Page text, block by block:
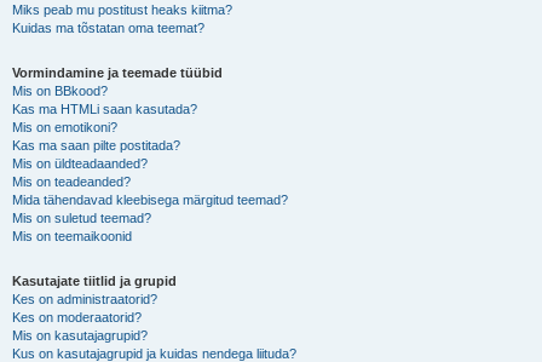
Miks peab mu postitust heaks kiitma?
Kuidas ma tõstatan oma teemat?
Vormindamine ja teemade tüübid
Mis on BBkood?
Kas ma HTMLi saan kasutada?
Mis on emotikoni?
Kas ma saan pilte postitada?
Mis on üldteadaanded?
Mis on teadeanded?
Mida tähendavad kleebisega märgitud teemad?
Mis on suletud teemad?
Mis on teemaikoonid
Kasutajate tiitlid ja grupid
Kes on administraatorid?
Kes on moderaatorid?
Mis on kasutajagrupid?
Kus on kasutajagrupid ja kuidas nendega liituda?